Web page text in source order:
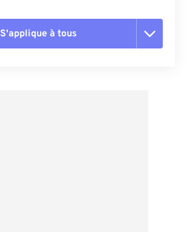
S'applique à tous